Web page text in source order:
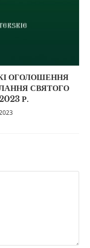
ОГОЛОШЕННЯ
СВЯТОГО
Р.